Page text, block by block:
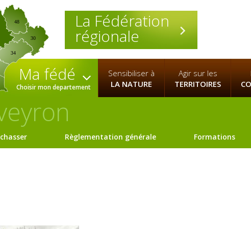
La Fédération
régionale
30
34
48
Ma fédé
Choisir mon departement
Sensibiliser à
LA NATURE
Agir sur les
TERRITOIRES
Règlementation générale Formations